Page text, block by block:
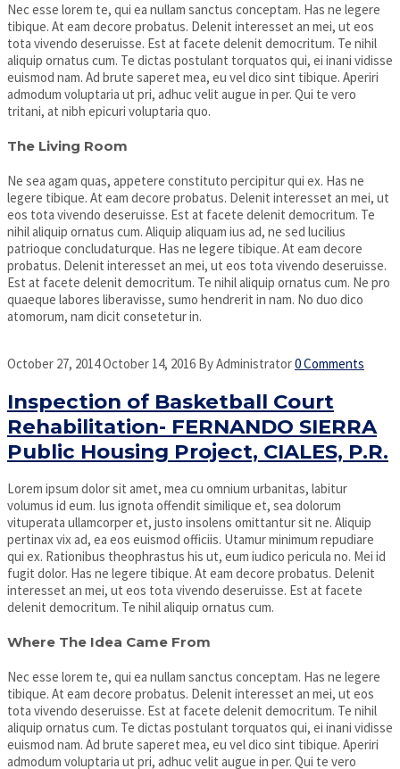
Nec esse lorem te, qui ea nullam sanctus conceptam. Has ne legere
tibique. At eam decore probatus. Delenit interesset an mei, ut eos
tota vivendo deseruisse. Est at facete delenit democritum. Te nihil
aliquip ornatus cum. Te dictas postulant torquatos qui, ei inani vidisse
euismod nam. Ad brute saperet mea, eu vel dico sint tibique. Aperiri
admodum voluptaria ut pri, adhuc velit augue in per. Qui te vero
tritani, at nibh epicuri voluptaria quo.
The Living Room
Ne sea agam quas, appetere constituto percipitur qui ex. Has ne
legere tibique. At eam decore probatus. Delenit interesset an mei, ut
eos tota vivendo deseruisse. Est at facete delenit democritum. Te
nihil aliquip ornatus cum. Aliquip aliquam ius ad, ne sed lucilius
patrioque concludaturque. Has ne legere tibique. At eam decore
probatus. Delenit interesset an mei, ut eos tota vivendo deseruisse.
Est at facete delenit democritum. Te nihil aliquip ornatus cum. Ne pro
quaeque labores liberavisse, sumo hendrerit in nam. No duo dico
atomorum, nam dicit consetetur in.
October 27, 2014October 14, 2016 ByAdministrator0 Comments
Inspection of Basketball Court
Rehabilitation- FERNANDO SIERRA
Public Housing Project, CIALES, P.R.
Lorem ipsum dolor sit amet, mea cu omnium urbanitas, labitur
volumus id eum. Ius ignota offendit similique et, sea dolorum
vituperata ullamcorper et, justo insolens omittantur sit ne. Aliquip
pertinax vix ad, ea eos euismod officiis. Utamur minimum repudiare
qui ex. Rationibus theophrastus his ut, eum iudico pericula no. Mei id
fugit dolor. Has ne legere tibique. At eam decore probatus. Delenit
interesset an mei, ut eos tota vivendo deseruisse. Est at facete
delenit democritum. Te nihil aliquip ornatus cum.
Where The Idea Came From
Nec esse lorem te, qui ea nullam sanctus conceptam. Has ne legere
tibique. At eam decore probatus. Delenit interesset an mei, ut eos
tota vivendo deseruisse. Est at facete delenit democritum. Te nihil
aliquip ornatus cum. Te dictas postulant torquatos qui, ei inani vidisse
euismod nam. Ad brute saperet mea, eu vel dico sint tibique. Aperiri
admodum voluptaria ut pri, adhuc velit augue in per. Qui te vero